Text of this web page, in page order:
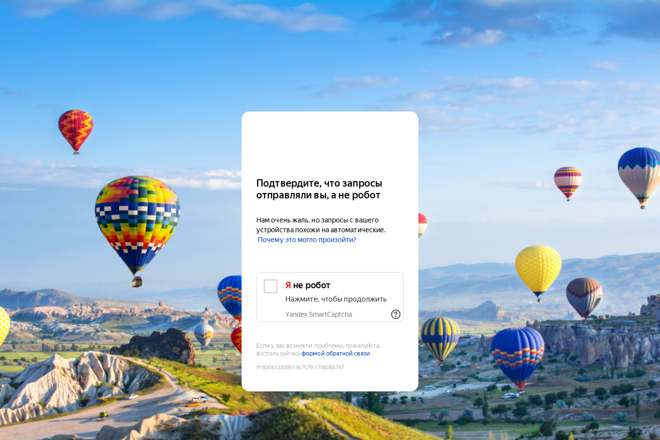
Подтвердите, что запросы
отправляли вы, а не робот
Нам очень жаль, но запросы с вашего
устройства похожи на автоматические.
Почему это могло произойти?
Я не робот
Нажмите, чтобы продолжить
Yandex SmartCaptcha
Если у вас возникли проблемы, пожалуйста,
воспользуйтесьформой обратной связи
9180043330951367579:1786060747